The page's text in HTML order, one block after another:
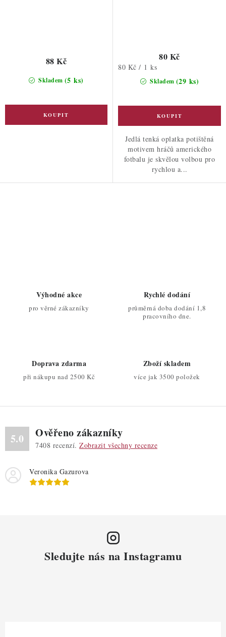
Skladem (5 ks)
88 Kč
Skladem (29 ks)
80 Kč
Měrná
80 Kč / 1 ks
Jedlá tenká oplatka potištěná
motivem hráčů amerického
fotbalu je skvělou volbou pro
rychlou a...
p
i
u
Výhodné akce
pro věrné zákazníky
Rychlé dodání
průměrná doba dodání 1,8
pracovního dne.
Doprava zdarma
při nákupu nad 2500 Kč
Zboží skladem
více jak 3500 položek
5.0 Ověřeno zákazníky
7408 recenzí. Zobrazit všechny recenze
Veronika Gazurova
Sledujte nás na Instagramu